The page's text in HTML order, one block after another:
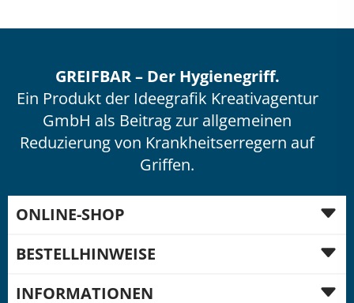
GREIFBAR – Der Hygienegriff.
Ein Produkt der Ideegrafik Kreativagentur
GmbH als Beitrag zur allgemeinen
Reduzierung von Krankheitserregern auf
Griffen.
ONLINE-SHOP
Produkte
BESTELLHINWEISE
AGB
INFORMATIONEN